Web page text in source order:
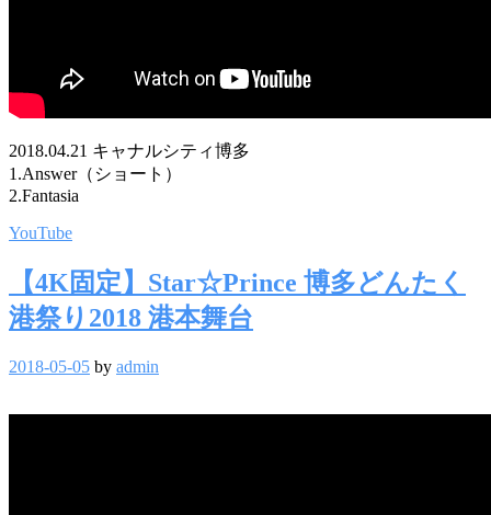
2018.04.21 キャナルシティ博多
1.Answer（ショート）
2.Fantasia
YouTube
【4K固定】Star☆Prince 博多どんたく
港祭り2018 港本舞台
2018-05-05 by admin